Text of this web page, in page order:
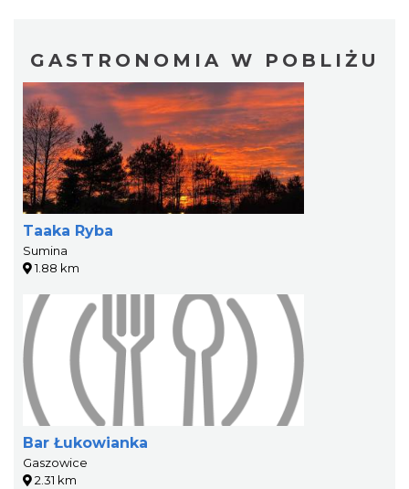
GASTRONOMIA W POBLIŻU
Taaka Ryba
Sumina
1.88 km
Bar Łukowianka
Gaszowice
2.31 km